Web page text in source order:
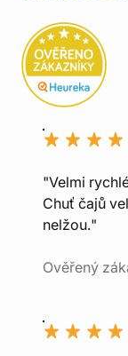
"Velmi
Chuť čajů
nelžou."
Ověřený